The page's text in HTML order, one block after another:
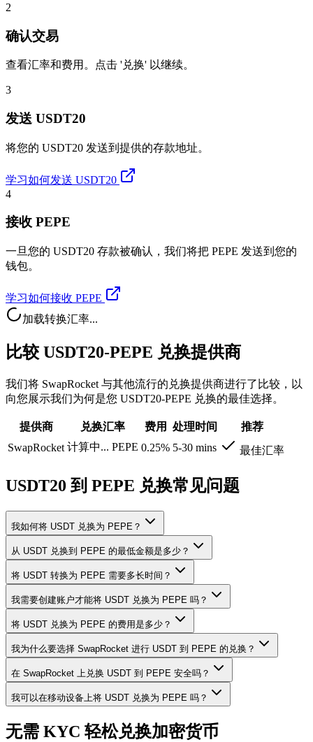
2
确认交易
查看汇率和费用。点击 '兑换' 以继续。
3
发送 USDT20
将您的 USDT20 发送到提供的存款地址。
学习如何发送 USDT20
4
接收 PEPE
一旦您的 USDT20 存款被确认，我们将把 PEPE 发送到您的
钱包。
学习如何接收 PEPE
加载转换汇率...
比较 USDT20-PEPE 兑换提供商
我们将 SwapRocket 与其他流行的兑换提供商进行了比较，以
向您展示我们为何是您 USDT20-PEPE 兑换的最佳选择。
提供商 兑换汇率 费用 处理时间
推荐
SwapRocket 计算中... PEPE 0.25% 5-30 mins 最佳汇率
USDT20 到 PEPE 兑换常见问题
我如何将 USDT 兑换为 PEPE？
从 USDT 兑换到 PEPE 的最低金额是多少？
将 USDT 转换为 PEPE 需要多长时间？
我需要创建账户才能将 USDT 兑换为 PEPE 吗？
将 USDT 兑换为 PEPE 的费用是多少？
我为什么要选择 SwapRocket 进行 USDT 到 PEPE 的兑换？
在 SwapRocket 上兑换 USDT 到 PEPE 安全吗？
我可以在移动设备上将 USDT 兑换为 PEPE 吗？
无需 KYC 轻松兑换加密货币